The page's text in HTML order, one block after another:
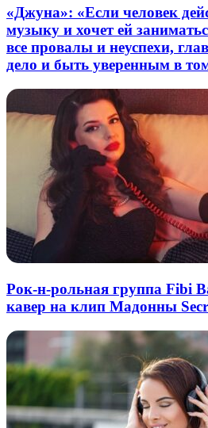
«Джуна»: «Если человек
музыку и хочет ей
все провалы и неуспехи,
дело и быть уверенным в
Рок-н-рольная группа Fibi
кавер на клип Мадонны